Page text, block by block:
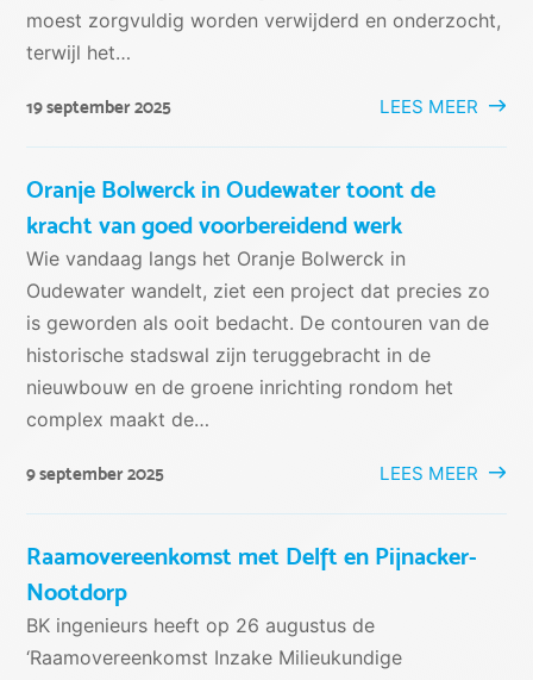
moest zorgvuldig worden verwijderd en onderzocht,
terwijl het…
19 september 2025 LEES MEER
Oranje Bolwerck in Oudewater toont de
kracht van goed voorbereidend werk
Wie vandaag langs het Oranje Bolwerck in
Oudewater wandelt, ziet een project dat precies zo
is geworden als ooit bedacht. De contouren van de
historische stadswal zijn teruggebracht in de
nieuwbouw en de groene inrichting rondom het
complex maakt de…
9 september 2025 LEES MEER
Raamovereenkomst met Delft en Pijnacker-
Nootdorp
BK ingenieurs heeft op 26 augustus de
‘Raamovereenkomst Inzake Milieukundige